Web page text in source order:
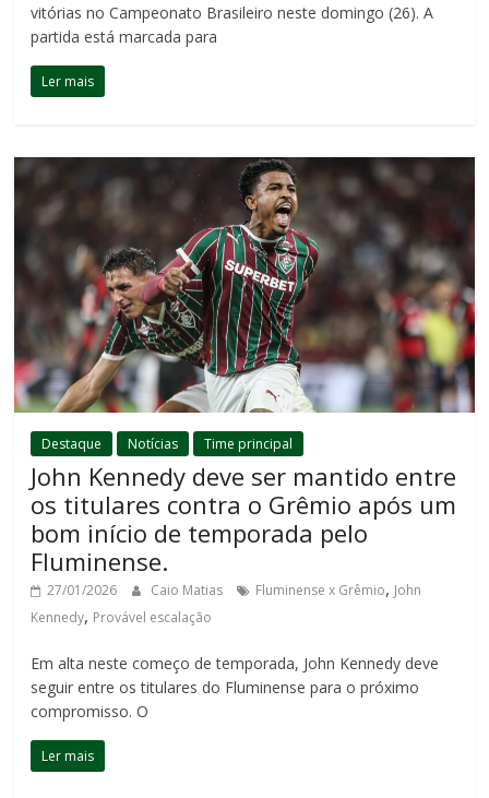
vitórias no Campeonato Brasileiro neste domingo (26). A
partida está marcada para
Ler mais
Destaque Notícias Time principal
John Kennedy deve ser mantido entre
os titulares contra o Grêmio após um
bom início de temporada pelo
Fluminense.
27/01/2026 Caio Matias Fluminense x Grêmio, John
Kennedy, Provável escalação
Em alta neste começo de temporada, John Kennedy deve
seguir entre os titulares do Fluminense para o próximo
compromisso. O
Ler mais